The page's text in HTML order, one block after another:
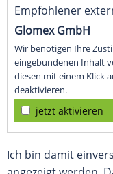
Empfohlener
Glomex GmbH
Wir benötigen Ihre
eingebundenen Inhalt
diesen mit einem Klick
deaktivieren.
jetzt aktivieren
Ich bin damit